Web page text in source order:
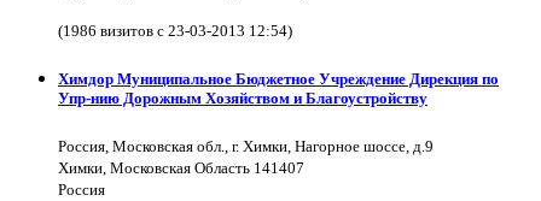
(1986 визитов с 23-03-2013 12:54)
Химдор Муниципальное Бюджетное Учреждение Дирекция по
Упр-нию Дорожным Хозяйством и Благоустройству
Россия, Московская обл., г. Химки, Нагорное шоссе, д.9
Химки, Московская Область 141407
Россия